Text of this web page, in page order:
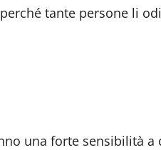
tante persone li
una forte sensibilità